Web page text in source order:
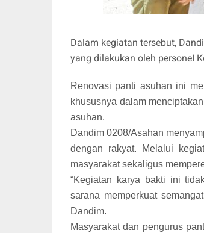
Dalam kegiatan tersebut,
yang dilakukan oleh personeI
Renovasi panti asuhan ini
khususnya dalam
asuhan.
Dandim 0208/Asahan
dengan rakyat. Melalui
masyarakat sekaligus
“Kegiatan karya bakti ini
sarana memperkuat
Dandim.
Masyarakat dan pengurus